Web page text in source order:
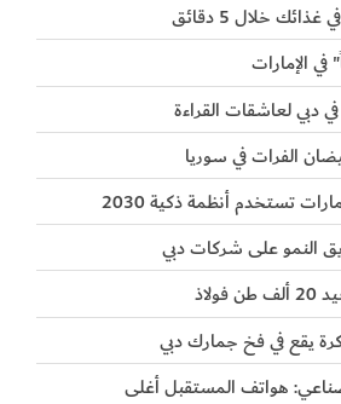
خلال 5 دقائق
الإمارات
لعاشقات القراءة
الفرات في سوريا
يقع في فخ جمارك دبي
هواتف المستقبل أغلى